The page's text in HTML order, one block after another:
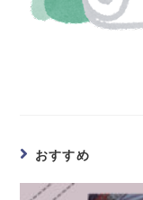
おすすめ